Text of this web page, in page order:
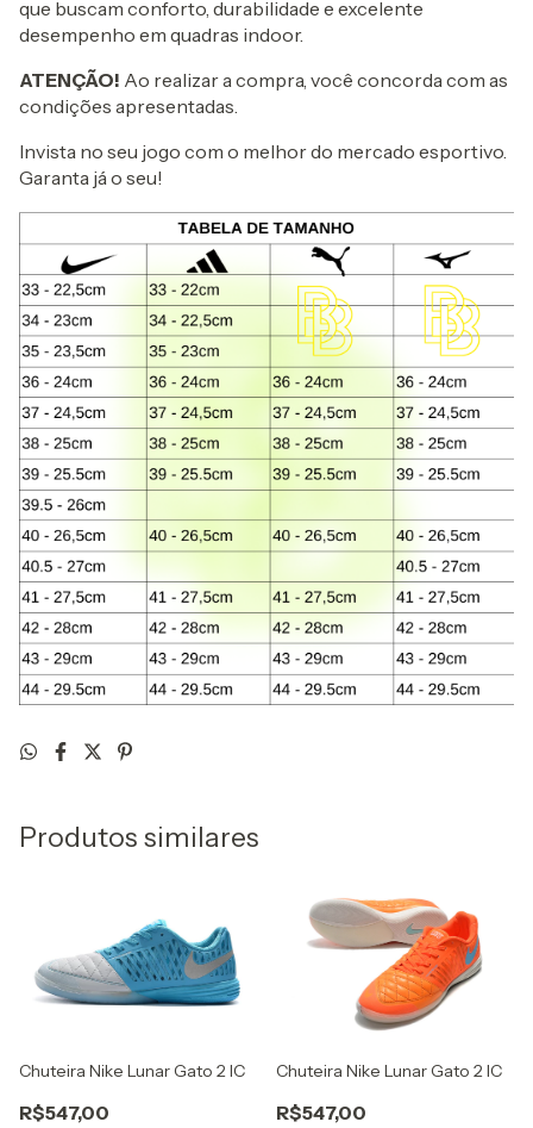
que buscam conforto, durabilidade e excelente
desempenho em quadras indoor.
ATENÇÃO! Ao realizar a compra, você concorda com as
condições apresentadas.
Invista no seu jogo com o melhor do mercado esportivo.
Garanta já o seu!
Produtos similares
Chuteira Nike Lunar Gato 2 IC
R$547,00
Chuteira Nike Lunar Gato 2 IC
R$547,00